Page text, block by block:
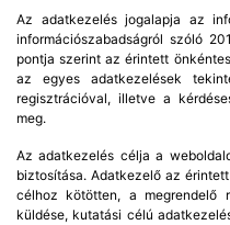
Az adatkezelés jogalapja az
információszabadságról szóló
pontja szerint az érintett
az egyes adatkezelések
regisztrációval, illetve a
meg.
Az adatkezelés célja a
biztosítása. Adatkezelő az
célhoz kötötten, a megrendelő
küldése, kutatási célú